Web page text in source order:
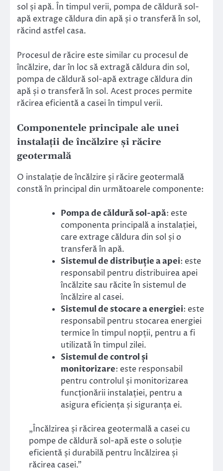
sol și apă. În timpul verii, pompa de căldură sol-
apă extrage căldura din apă și o transferă în sol,
răcind astfel casa.
Procesul de răcire este similar cu procesul de
încălzire, dar în loc să extragă căldura din sol,
pompa de căldură sol-apă extrage căldura din
apă și o transferă în sol. Acest proces permite
răcirea eficientă a casei în timpul verii.
Componentele principale ale unei
instalații de încălzire și răcire
geotermală
O instalație de încălzire și răcire geotermală
constă în principal din următoarele componente:
Pompa de căldură sol-apă: este
componenta principală a instalației,
care extrage căldura din sol și o
transferă în apă.
Sistemul de distribuție a apei: este
responsabil pentru distribuirea apei
încălzite sau răcite în sistemul de
încălzire al casei.
Sistemul de stocare a energiei: este
responsabil pentru stocarea energiei
termice în timpul nopții, pentru a fi
utilizată în timpul zilei.
Sistemul de control și
monitorizare: este responsabil
pentru controlul și monitorizarea
funcționării instalației, pentru a
asigura eficiența și siguranța ei.
„Încălzirea și răcirea geotermală a casei cu
pompe de căldură sol-apă este o soluție
eficientă și durabilă pentru încălzirea și
răcirea casei.”